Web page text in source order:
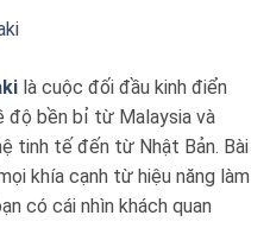
là cuộc đối đầu kinh điển
độ bền bỉ từ Malaysia và
tinh tế đến từ Nhật Bản. Bài
khía cạnh từ hiệu năng làm
có cái nhìn khách quan